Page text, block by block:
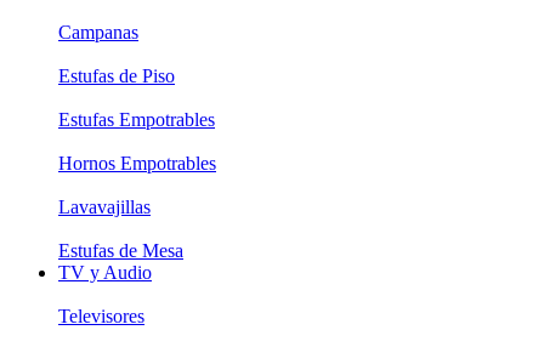
Campanas
Estufas de Piso
Estufas Empotrables
Hornos Empotrables
Lavavajillas
Estufas de Mesa
TV y Audio
Televisores